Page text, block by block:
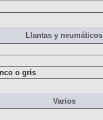
Llantas y neumáticos
o gris
Varios